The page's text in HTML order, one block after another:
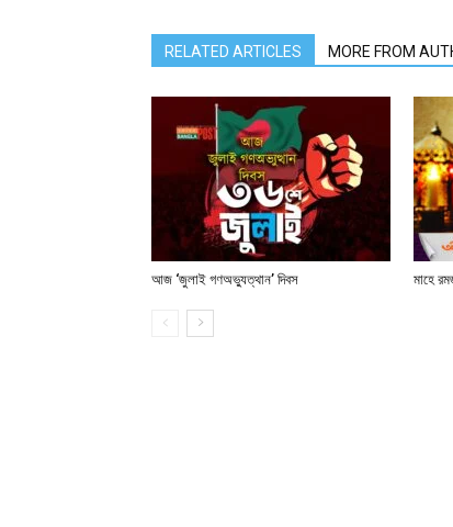
RELATED ARTICLES MORE FROM
আজ ‘জুলাই গণঅভ্যুত্থান’ দিবস মাহে